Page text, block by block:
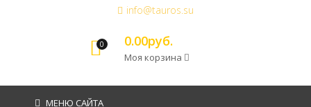
info@tauros.su
0 0.00руб.
Моя корзина
МЕНЮ САЙТА